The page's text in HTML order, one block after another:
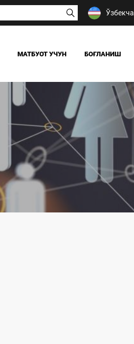
Ўзбекча
МАТБУОТ УЧУН
ЯНГИЛИКЛАР
ОАВ БИЗ ҲАҚИМИЗДА
БОҒЛАНИШ